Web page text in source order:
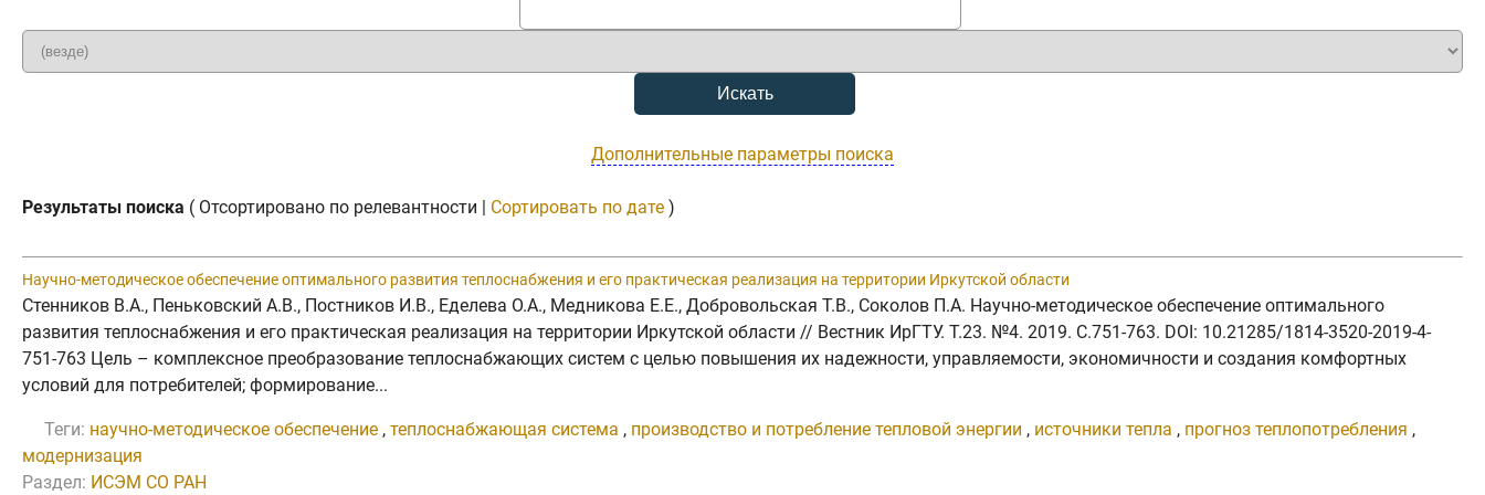
Дополнительные параметры поиска
Результаты поиска ( Отсортировано по релевантности | Сортировать по дате )
Научно-методическое обеспечение оптимального развития теплоснабжения и его практическая реализация на территории Иркутской области
Стенников В.А., Пеньковский А.В., Постников И.В., Еделева О.А., Медникова Е.Е., Добровольская Т.В., Соколов П.А. Научно-методическое обеспечение оптимального
развития теплоснабжения и его практическая реализация на территории Иркутской области // Вестник ИрГТУ. Т.23. №4. 2019. C.751-763. DOI: 10.21285/1814-3520-2019-4-
751-763 Цель – комплексное преобразование теплоснабжающих систем с целью повышения их надежности, управляемости, экономичности и создания комфортных
условий для потребителей; формирование...
Теги: научно-методическое обеспечение , теплоснабжающая система , производство и потребление тепловой энергии , источники тепла , прогноз теплопотребления ,
модернизация
Раздел: ИСЭМ СО РАН